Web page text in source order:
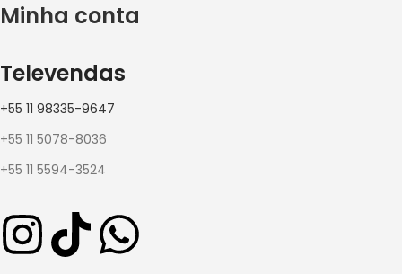
Minha conta
Televendas
+55 11 98335-9647
+55 11 5078-8036
+55 11 5594-3524